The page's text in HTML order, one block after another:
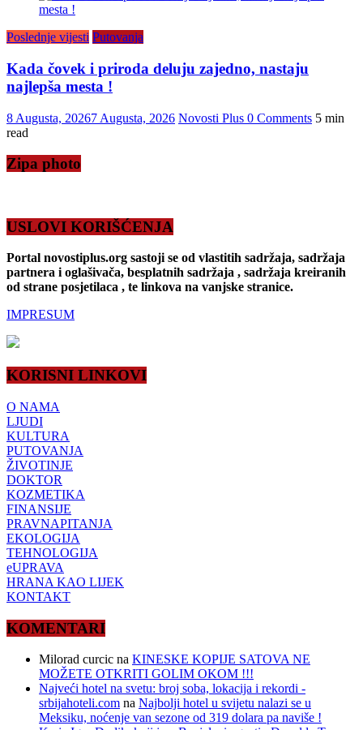
Poslednje vijesti Putovanja
Kada čovek i priroda deluju zajedno, nastaju
najlepša mesta !
8 Augusta, 20267 Augusta, 2026 Novosti Plus 0 Comments 5 min
read
Zipa photo
USLOVI KORIŠĆENJA
Portal novostiplus.org sastoji se od vlastitih sadržaja, sadržaja
partnera i oglašivača, besplatnih sadržaja , sadržaja kreiranih
od strane posjetilaca , te linkova na vanjske stranice.
IMPRESUM
KORISNI LINKOVI
O NAMA
LJUDI
KULTURA
PUTOVANJA
ŽIVOTINJE
DOKTOR
KOZMETIKA
FINANSIJE
PRAVNAPITANJA
EKOLOGIJA
TEHNOLOGIJA
eUPRAVA
HRANA KAO LIJEK
KONTAKT
KOMENTARI
Milorad curcic na KINESKE KOPIJE SATOVA NE
MOŽETE OTKRITI GOLIM OKOM !!!
Najveći hotel na svetu: broj soba, lokacija i rekordi -
srbijahoteli.com na Najbolji hotel u svijetu nalazi se u
Meksiku, noćenje van sezone od 319 dolara pa naviše !